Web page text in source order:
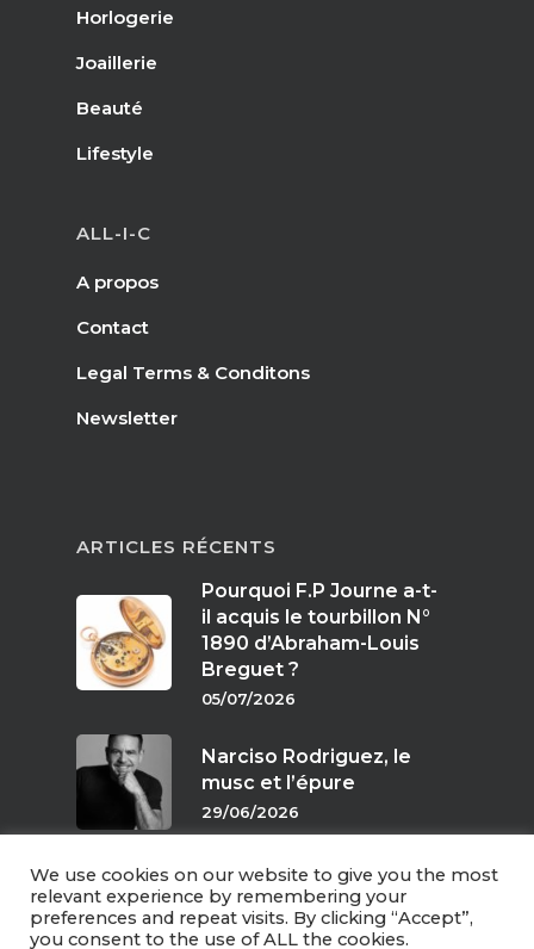
Horlogerie
Joaillerie
Beauté
Lifestyle
ALL-I-C
A propos
Contact
Legal Terms & Conditons
Newsletter
ARTICLES RÉCENTS
Pourquoi F.P Journe a-t-
il acquis le tourbillon N°
1890 d’Abraham-Louis
Breguet ?
05/07/2026
Narciso Rodriguez, le
musc et l’épure
29/06/2026
Parfums de crépuscule
24/06/2026
We use cookies on our website to give you the most
relevant experience by remembering your
preferences and repeat visits. By clicking “Accept”,
you consent to the use of ALL the cookies.